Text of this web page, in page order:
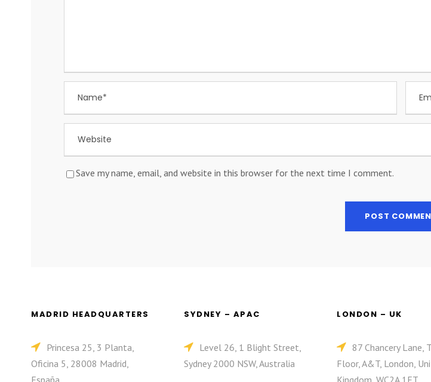
Save my name, email, and website in this browser for the next time I comment.
MADRID HEADQUARTERS
Princesa 25, 3 Planta,
Oficina 5, 28008 Madrid,
España.
SYDNEY – APAC
Level 26, 1 Blight Street,
Sydney 2000 NSW, Australia
LONDON – UK
87 Chancery Lane,
Floor, A&T, London,
Kingdom, WC2A 1ET